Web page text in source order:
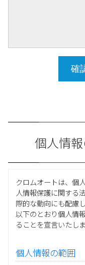
確
個人情
クロムオートは、個
人情報保護に関する
際的な動向にも配慮
以下のとおり個人情
ることを宣言いたしま
個人情報の範囲